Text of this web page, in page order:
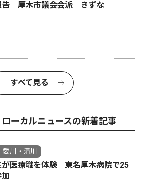
告 厚木市議会会派 きずな
すべて見る
ーカルニュースの新着記事
愛川・清川
が医療職を体験 東名厚木病院で25
加